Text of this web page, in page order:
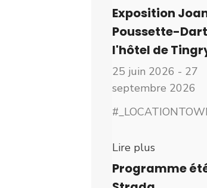
Exposition
Poussette-
l'hôtel de
25 juin 2026 - 27
septembre 2026
Lire plus
Programme